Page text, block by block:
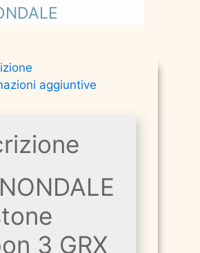
aggiuntive
3 GRX